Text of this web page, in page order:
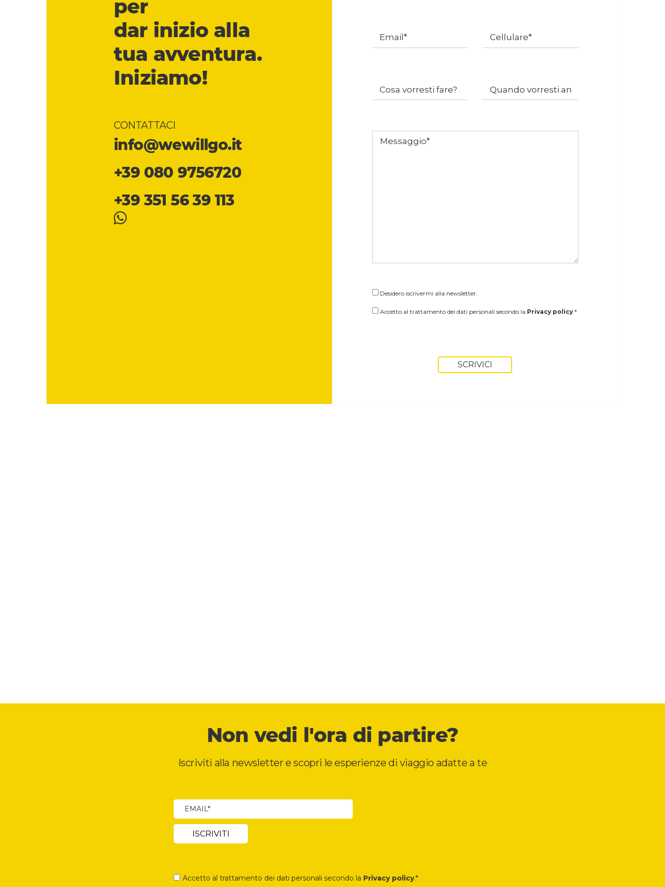
per
dar inizio alla
tua avventura.
Iniziamo!
CONTATTACI
info@wewillgo.it
+39 080 9756720
+39 351 56 39 113
Desidero iscrivermi alla newsletter.
Accetto al trattamento dei dati personali secondo la Privacy policy.*
Non vedi l'ora di partire?
Iscriviti alla newsletter e scopri le esperienze di viaggio adatte a te
Accetto al trattamento dei dati personali secondo la Privacy policy.*